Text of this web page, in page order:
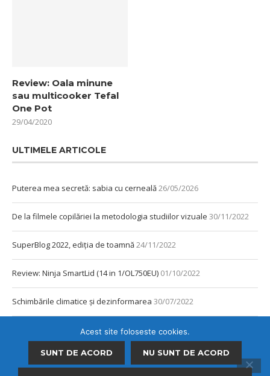
Review: Oala minune
sau multicooker Tefal
One Pot
29/04/2020
ULTIMELE ARTICOLE
Puterea mea secretă: sabia cu cerneală26/05/2026
De la filmele copilăriei la metodologia studiilor vizuale 30/11/2022
SuperBlog 2022, ediția de toamnă24/11/2022
Review: Ninja SmartLid (14 in 1/OL750EU) 01/10/2022
Schimbările climatice și dezinformarea 30/07/2022
Review: Tefal Cook4me11/06/2021
Ce vezi de la fereastra ta? Marea! 13/02/2021
Acest site foloseste cookies.
SUNT DE ACORD NU SUNT DE ACORD